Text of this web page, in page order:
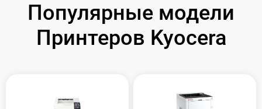
Популярные модели
Принтеров Kyocera